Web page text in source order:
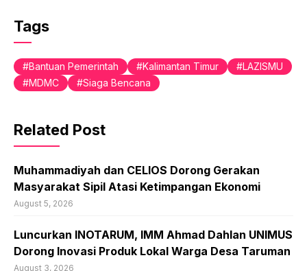
Tags
Bantuan Pemerintah Kalimantan Timur
LAZISMU
MDMC
Siaga Bencana
Related Post
Muhammadiyah dan CELIOS Dorong Gerakan
Masyarakat Sipil Atasi Ketimpangan Ekonomi
August 5, 2026
Luncurkan INOTARUM, IMM Ahmad Dahlan UNIMUS
Dorong Inovasi Produk Lokal Warga Desa Taruman
August 3, 2026